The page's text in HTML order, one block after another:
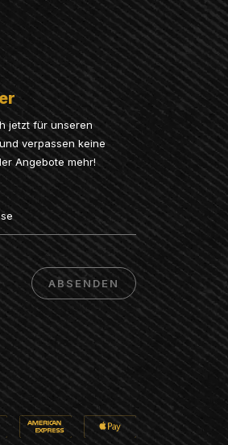
jetzt für unseren
verpassen keine
Angebote mehr!
ABSENDEN